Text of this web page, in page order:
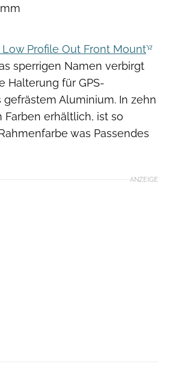
Profile Out Front Mount
sperrigen Namen verbirgt
Halterung für GPS-
gefrästem Aluminium. In zehn
erhältlich, ist so
was Passendes
ANZEIGE